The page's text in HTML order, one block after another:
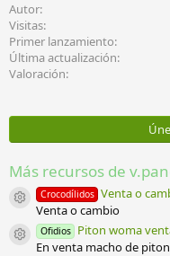
Autor
Visitas
Primer lanzamiento
Última actualización
Valoración
Más recursos de
Icono del recurso
Crocodílidos Venta o
Venta o cambio
Icono del recurso
Ofidios Piton woma
En venta macho de